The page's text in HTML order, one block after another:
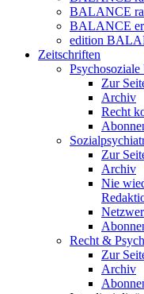
BALANCE
BALANCE
edition
Zeitschriften
Psychosoziale
Zur
Archiv
Recht
Zur
Archiv
Nie
Recht &
Zur
Archiv